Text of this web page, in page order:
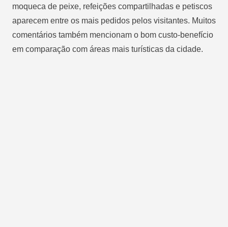
moqueca de peixe, refeições compartilhadas e petiscos
aparecem entre os mais pedidos pelos visitantes. Muitos
comentários também mencionam o bom custo-benefício
em comparação com áreas mais turísticas da cidade.